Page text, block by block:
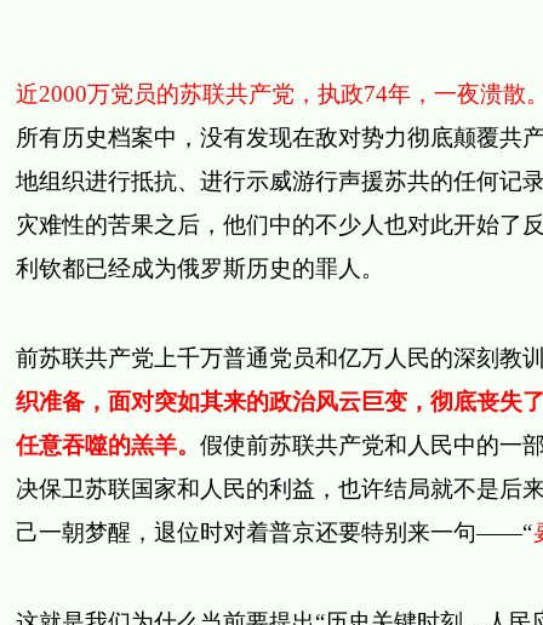
近2000万党员的苏联共产党，执政74年，一夜溃散
所有历史档案中，没有发现在敌对势力彻底颠覆共
地组织进行抵抗、进行示威游行声援苏共的任何记
灾难性的苦果之后，他们中的不少人也对此开始了
利钦都已经成为俄罗斯历史的罪人。
前苏联共产党上千万普通党员和亿万人民的深刻教
织准备，面对突如其来的政治风云巨变，彻底丧失
任意吞噬的羔羊。 假使前苏联共产党和人民中的一
决保卫苏联国家和人民的利益，也许结局就不是后
己一朝梦醒，退位时对着普京还要特别来一句——“